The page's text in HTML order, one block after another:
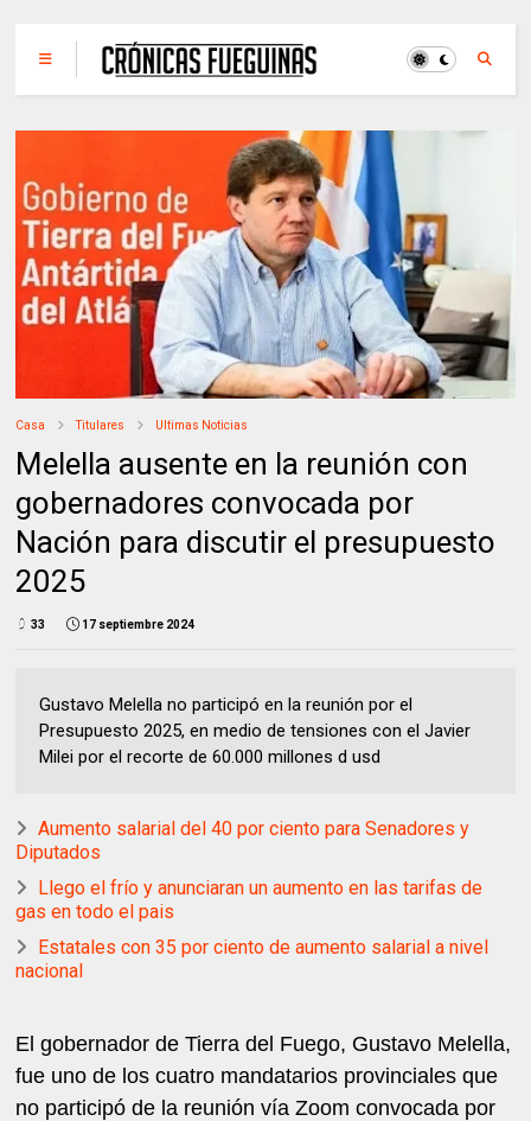
Casa Titulares Ultimas Noticias
Melella ausente en la reunión con
gobernadores convocada por
Nación para discutir el presupuesto
2025
33 17 septiembre 2024
Gustavo Melella no participó en la reunión por el
Presupuesto 2025, en medio de tensiones con el Javier
Milei por el recorte de 60.000 millones d usd
Aumento salarial del 40 por ciento para Senadores y
Diputados
Llego el frío y anunciaran un aumento en las tarifas de
gas en todo el pais
Estatales con 35 por ciento de aumento salarial a nivel
nacional
El gobernador de Tierra del Fuego, Gustavo Melella,
fue uno de los cuatro mandatarios provinciales que
no participó de la reunión vía Zoom convocada por